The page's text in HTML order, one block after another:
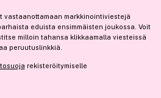
vastaanottamaan markkinointiviestejä
eduista ensimmäisten joukossa. Voit
milloin tahansa klikkaamalla viesteissä
peruutuslinkkiä.
rekisteröitymiselle